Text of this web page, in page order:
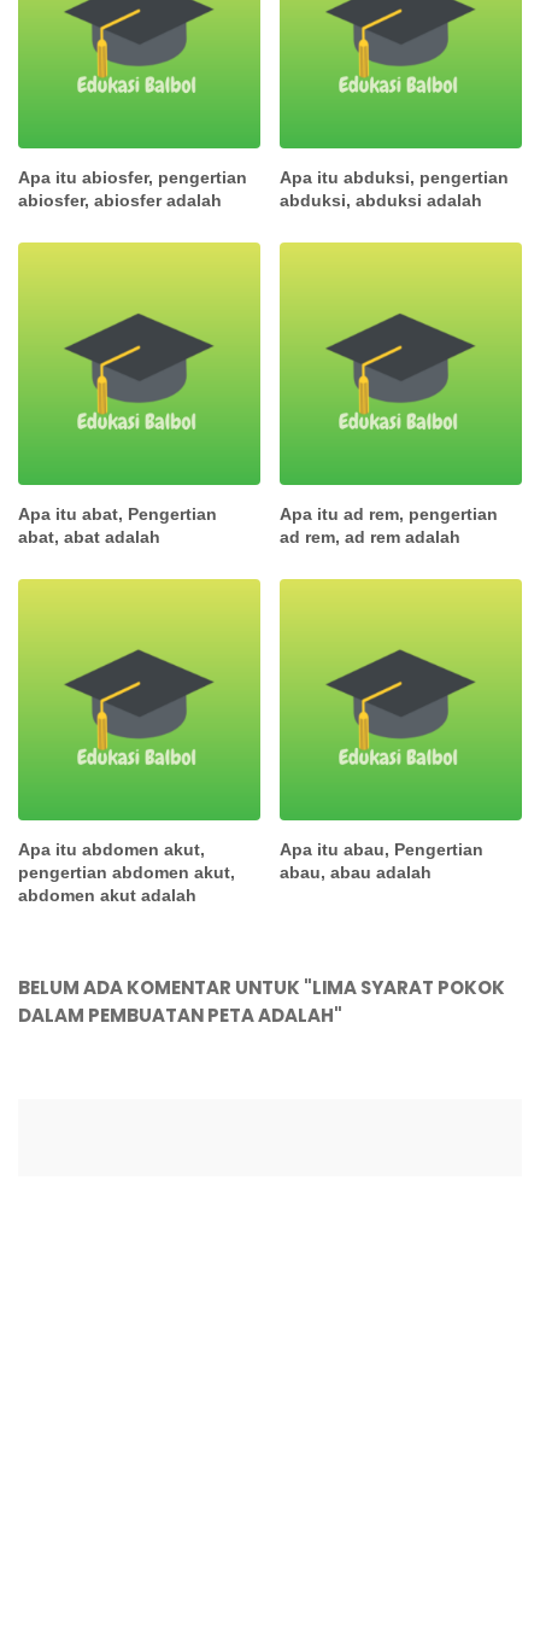
Apa itu abiosfer, pengertian
abiosfer, abiosfer adalah
Apa itu abduksi, pengertian
abduksi, abduksi adalah
Apa itu abat, Pengertian
abat, abat adalah
Apa itu ad rem, pengertian
ad rem, ad rem adalah
Apa itu abdomen akut,
pengertian abdomen akut,
abdomen akut adalah
Apa itu abau, Pengertian
abau, abau adalah
BELUM ADA KOMENTAR UNTUK "LIMA SYARAT POKOK
DALAM PEMBUATAN PETA ADALAH"